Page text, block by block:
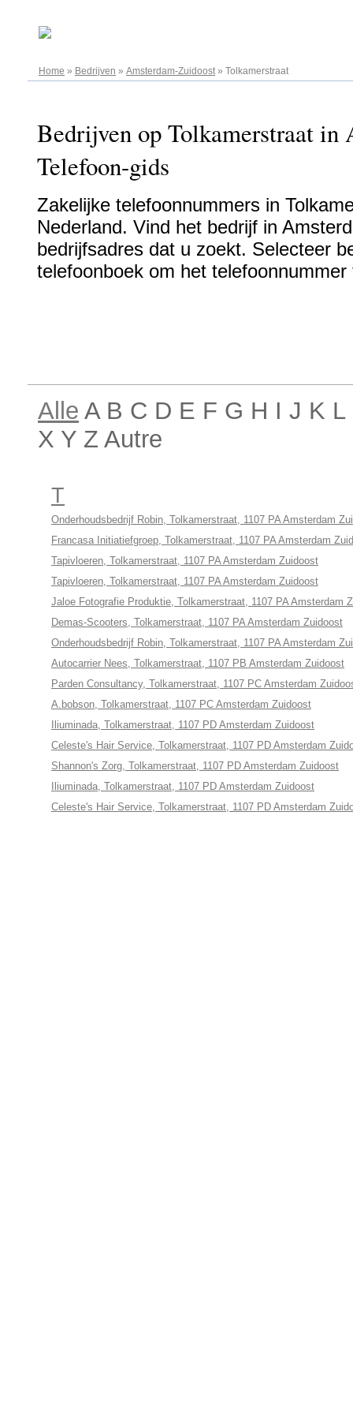
Home » Bedrijven » Amsterdam-Zuidoost» Tolkamerstraat
Bedrijven op Tolkamerstraat in
Telefoon-gids
Zakelijke telefoonnummers in
Nederland. Vind het bedrijf in
bedrijfsadres dat u zoekt. Selecteer
telefoonboek om het telefoonnummer
Alle A B C D E F G H I J K
X Y Z Autre
T
Onderhoudsbedrijf Robin, Tolkamerstraat, 1107 PA Amsterdam
Francasa Initiatiefgroep, Tolkamerstraat, 1107 PA Amsterdam
Tapivloeren, Tolkamerstraat, 1107 PA Amsterdam Zuidoost
Tapivloeren, Tolkamerstraat, 1107 PA Amsterdam Zuidoost
Jaloe Fotografie Produktie, Tolkamerstraat, 1107 PA Amsterdam
Demas-Scooters, Tolkamerstraat, 1107 PA Amsterdam Zuidoost
Onderhoudsbedrijf Robin, Tolkamerstraat, 1107 PA Amsterdam
Autocarrier Nees, Tolkamerstraat, 1107 PB Amsterdam Zuidoost
Parden Consultancy, Tolkamerstraat, 1107 PC Amsterdam
A.bobson, Tolkamerstraat, 1107 PC Amsterdam Zuidoost
Iliuminada, Tolkamerstraat, 1107 PD Amsterdam Zuidoost
Celeste's Hair Service, Tolkamerstraat, 1107 PD Amsterdam
Shannon's Zorg, Tolkamerstraat, 1107 PD Amsterdam Zuidoost
Iliuminada, Tolkamerstraat, 1107 PD Amsterdam Zuidoost
Celeste's Hair Service, Tolkamerstraat, 1107 PD Amsterdam